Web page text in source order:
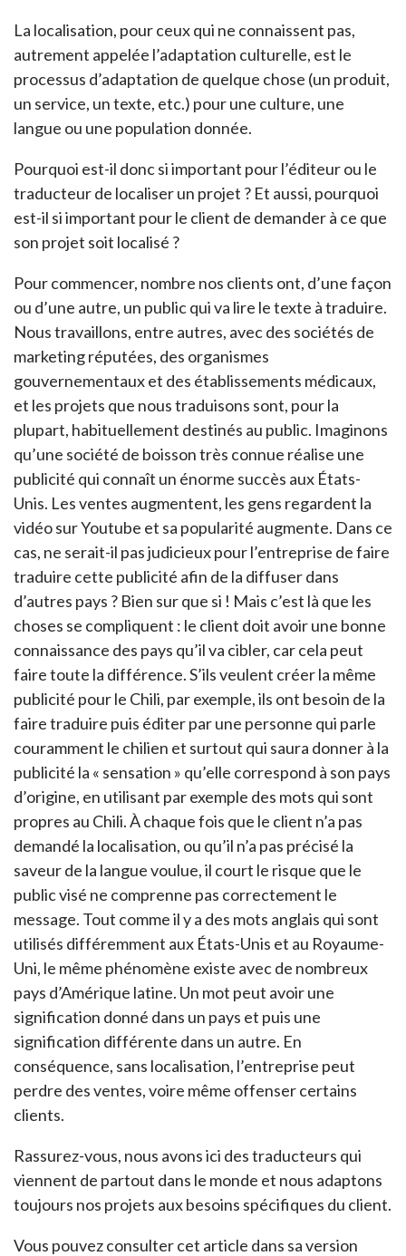
La localisation, pour ceux qui ne connaissent pas,
autrement appelée l’adaptation culturelle, est le
processus d’adaptation de quelque chose (un produit,
un service, un texte, etc.) pour une culture, une
langue ou une population donnée.
Pourquoi est-il donc si important pour l’éditeur ou le
traducteur de localiser un projet ? Et aussi, pourquoi
est-il si important pour le client de demander à ce que
son projet soit localisé ?
Pour commencer, nombre nos clients ont, d’une façon
ou d’une autre, un public qui va lire le texte à traduire.
Nous travaillons, entre autres, avec des sociétés de
marketing réputées, des organismes
gouvernementaux et des établissements médicaux,
et les projets que nous traduisons sont, pour la
plupart, habituellement destinés au public. Imaginons
qu’une société de boisson très connue réalise une
publicité qui connaît un énorme succès aux États-
Unis. Les ventes augmentent, les gens regardent la
vidéo sur Youtube et sa popularité augmente. Dans ce
cas, ne serait-il pas judicieux pour l’entreprise de faire
traduire cette publicité afin de la diffuser dans
d’autres pays ? Bien sur que si ! Mais c’est là que les
choses se compliquent : le client doit avoir une bonne
connaissance des pays qu’il va cibler, car cela peut
faire toute la différence. S’ils veulent créer la même
publicité pour le Chili, par exemple, ils ont besoin de la
faire traduire puis éditer par une personne qui parle
couramment le chilien et surtout qui saura donner à la
publicité la « sensation » qu’elle correspond à son pays
d’origine, en utilisant par exemple des mots qui sont
propres au Chili. À chaque fois que le client n’a pas
demandé la localisation, ou qu’il n’a pas précisé la
saveur de la langue voulue, il court le risque que le
public visé ne comprenne pas correctement le
message. Tout comme il y a des mots anglais qui sont
utilisés différemment aux États-Unis et au Royaume-
Uni, le même phénomène existe avec de nombreux
pays d’Amérique latine. Un mot peut avoir une
signification donné dans un pays et puis une
signification différente dans un autre. En
conséquence, sans localisation, l’entreprise peut
perdre des ventes, voire même offenser certains
clients.
Rassurez-vous, nous avons ici des traducteurs qui
viennent de partout dans le monde et nous adaptons
toujours nos projets aux besoins spécifiques du client.
Vous pouvez consulter cet article dans sa version